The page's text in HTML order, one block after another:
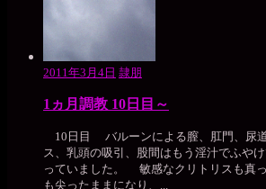
2011年3月4日 隷朋
1ヵ月調教 10日目～
10日目 バルーンによる膣、肛門、尿
ス、乳頭の吸引、股間はもう淫汁でふや
っていました。 敏感なクリトリスも真
も尖ったままになり、...